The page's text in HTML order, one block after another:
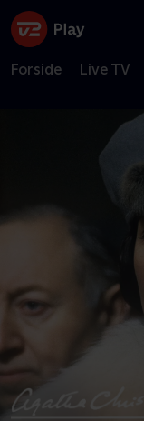
Forside Live TV